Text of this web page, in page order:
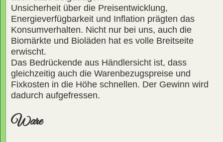
Unsicherheit über die Preisentwicklung,
Energieverfügbarkeit und Inflation prägten das
Konsumverhalten. Nicht nur bei uns, auch die
Biomärkte und Bioläden hat es volle Breitseite
erwischt.
Das Bedrückende aus Händlersicht ist, dass
gleichzeitig auch die Warenbezugspreise und
Fixkosten in die Höhe schnellen. Der Gewinn wird
dadurch aufgefressen.
Ware